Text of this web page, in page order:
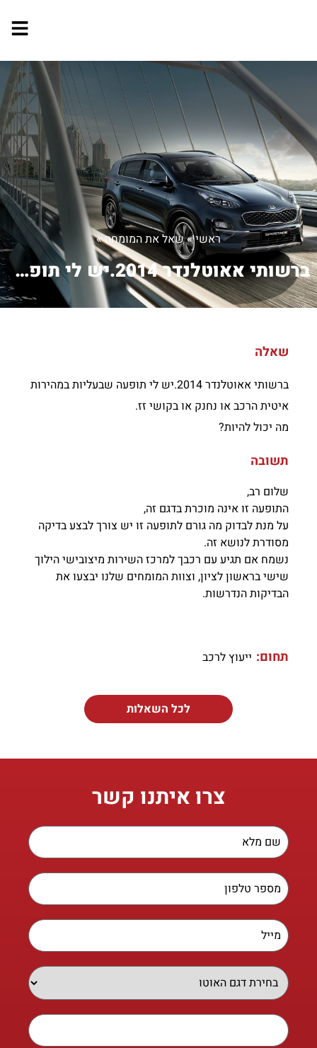
ראשי»שאל את המומחה»
ברשותי אאוטלנדר 2014.יש לי תופעה שבע...
שאלה
ברשותי אאוטלנדר 2014.יש לי תופעה שבעליות במהירות
איטית הרכב או נחנק או בקושי זז.
מה יכול להיות?
תשובה
שלום רב,
התופעה זו אינה מוכרת בדגם זה,
על מנת לבדוק מה גורם לתופעה זו יש צורך לבצע בדיקה
מסודרת לנושא זה.
נשמח אם תגיע עם רכבך למרכז השירות מיצובישי הילוך
שישי בראשון לציון, וצוות המומחים שלנו יבצעו את
הבדיקות הנדרשות.
תחום: ייעוץ לרכב
לכל השאלות
צרו איתנו קשר